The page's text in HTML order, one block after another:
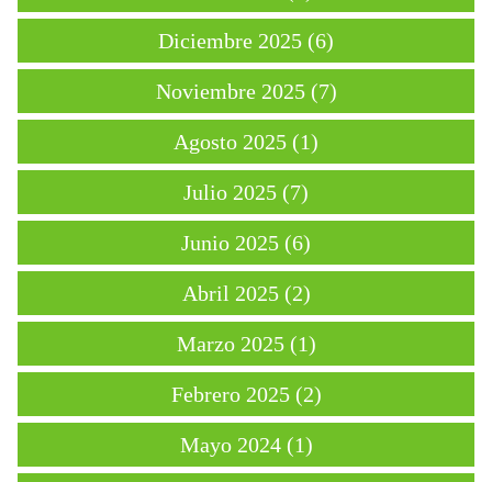
Diciembre 2025 (6)
Noviembre 2025 (7)
Agosto 2025 (1)
Julio 2025 (7)
Junio 2025 (6)
Abril 2025 (2)
Marzo 2025 (1)
Febrero 2025 (2)
Mayo 2024 (1)